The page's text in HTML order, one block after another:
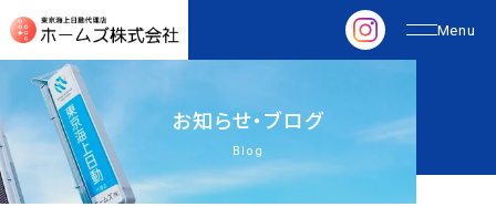
お知らせ・ブログ
Blog